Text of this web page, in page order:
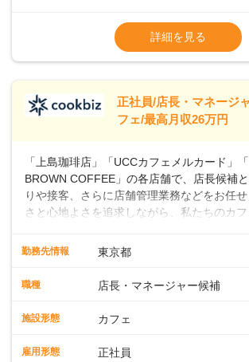
一切無用♪一つひとつをしっかり伝えていき
ないペースで覚えていきましょう！さらにマ
ます・東日本エリア：月給21
※経験・スキルを考慮の上、
※別途、残業代および各種手
※試用期間なし
■店長職： ・西日本／月給26
万円＋賞与(年3回)・店長職：
詳細を見る
正社員/店長・マネージ
フェ/最高月収26万円
「上島珈琲店」「UCCカフェメルカード」
BROWN COFFEE」の各店舗で、店長候補
りや接客、さらに店舗管理業務などをお任
さと心地よさを追求しながら、私たちのカ
の抽出や各種ドリンクの作成お客様のご案内
タートも安心 ◎サポート体制充実コーヒーの
から40代まで幅広い年齢層が活躍しており、
るので、スムーズに業務に馴染める環境です
勤務先情報 東京都
職種 店長・マネージャー候補
施設形態 カフェ
雇用形態 正社員